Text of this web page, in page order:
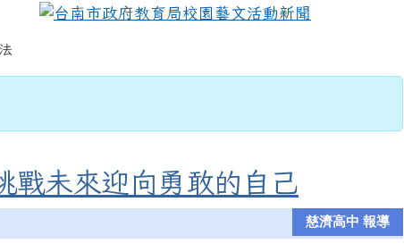
動新聞
戰未來迎向勇敢的自己
慈濟高中 報導